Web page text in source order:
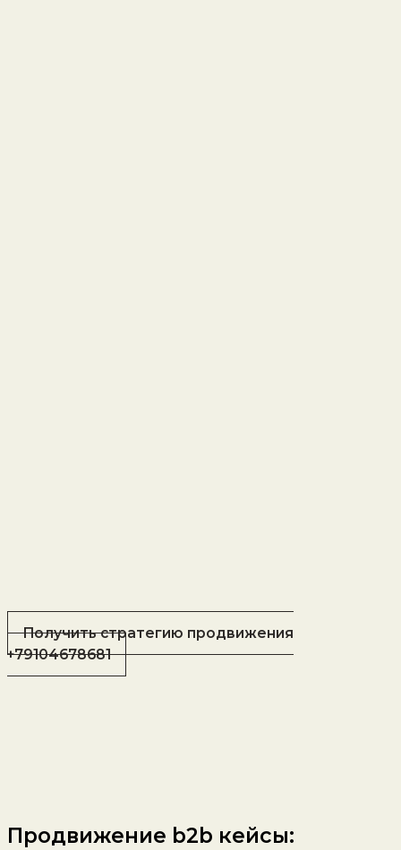
Получить стратегию продвижения
+79104678681
Продвижение b2b кейсы: